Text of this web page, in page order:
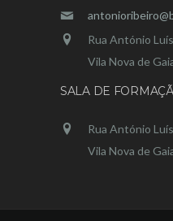
Rua António
Vila Nova de
SALA DE
Rua António
Vila Nova de